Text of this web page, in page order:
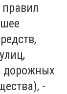
дорожных
-